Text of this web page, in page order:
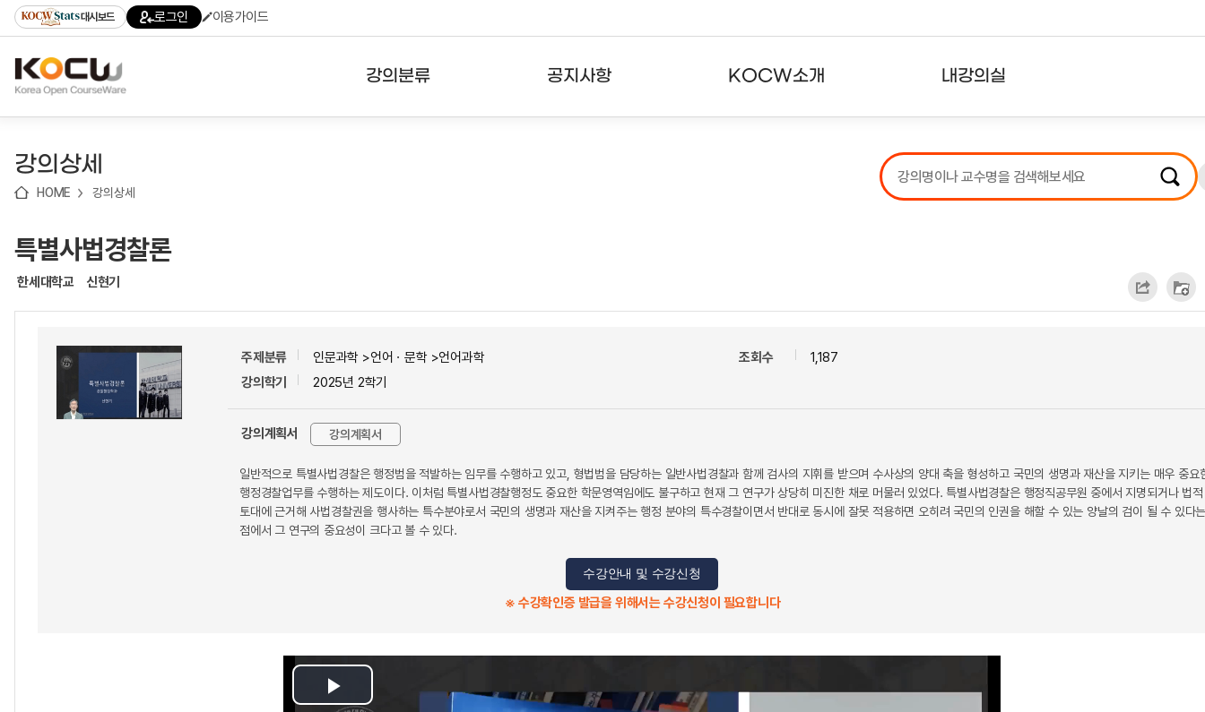
기
기
기
content)
가
대시보드 로그인 이용가이드
강의분류 공지사항 KOCW소개 내강의실
강의리스트
수강확인증강의
강의상세
HOME 강의상세
특별사법경찰론
한세대학교 신현기
주제분류
인문과학 >언어ㆍ문학 >언어과학
강의학기
2025년 2학기
조회수 1,187
강의계획서 강의계획서
일반적으로 특별사법경찰은 행정범을 적발하는 임무를 수행하고 있고, 형법범을 담당하는 일반사법경찰과 함께 검사의 지휘를 받으며 수사상의 양대 축을 형성하고 국민의 생명과 재산을 지키는 매우 중요
행정경찰업무를 수행하는 제도이다. 이처럼 특별사법경찰행정도 중요한 학문영역임에도 불구하고 현재 그 연구가 상당히 미진한 채로 머물러 있었다. 특별사법경찰은 행정직공무원 중에서 지명되거나 법적
토대에 근거해 사법경찰권을 행사하는 특수분야로서 국민의 생명과 재산을 지켜주는 행정 분야의 특수경찰이면서 반대로 동시에 잘못 적용하면 오히려 국민의 인권을 해할 수 있는 양날의 검이 될 수 있다
점에서 그 연구의 중요성이 크다고 볼 수 있다.
수강안내 및 수강신청
※ 수강확인증 발급을 위해서는 수강신청이 필요합니다
Play